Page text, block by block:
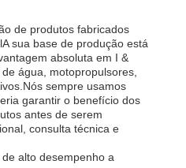
de produtos fabricados
sua base de produção está
absoluta em I &
água, motopropulsores,
sempre usamos
garantir o benefício dos
antes de serem
consulta técnica e
alto desempenho a